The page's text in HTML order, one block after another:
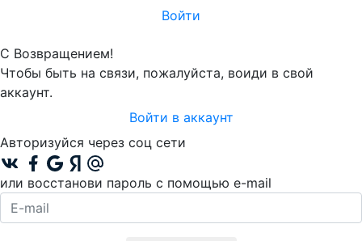
Войти
С Возвращением!
Чтобы быть на связи, пожалуйста, воиди в свой
аккаунт.
Войти в аккаунт
Авторизуйся через соц сети
или восстанови пароль с помощью e-mail